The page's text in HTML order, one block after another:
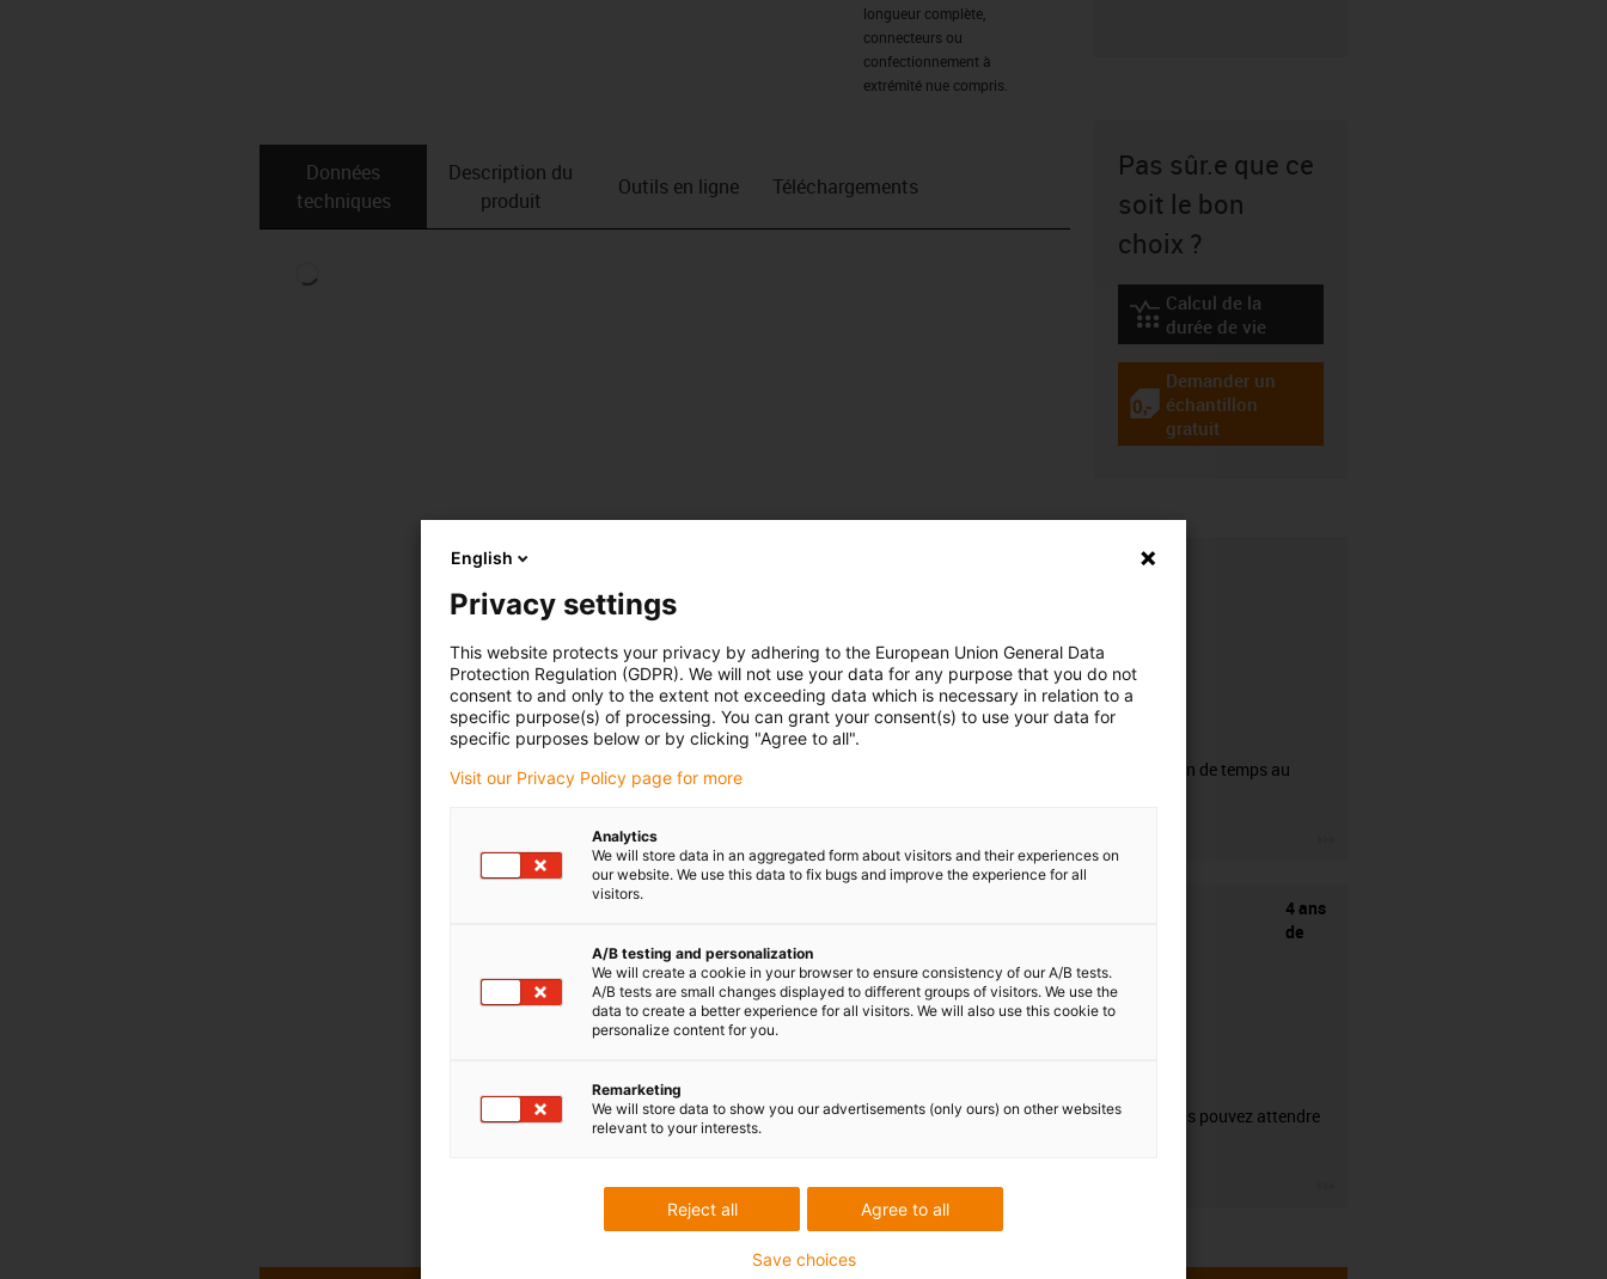
longueur complète,
connecteurs ou
confectionnement à
extrémité nue compris.
Données
techniques
Description du
produit
Outils en ligne Téléchargements
Pas sûr.e que ce
soit le bon
choix ?
igus-icon-lebensdauerrechner
Calcul de la
durée de vie
igus-icon-gratismuster
Demander un
échantillon
gratuit
CFRIP®
50% de gain de temps au
4 ans
de
Ce que vous pouvez attendre
English
Privacy settings
This website protects your privacy by adhering to the European Union General Data
Protection Regulation (GDPR). We will not use your data for any purpose that you do not
consent to and only to the extent not exceeding data which is necessary in relation to a
specific purpose(s) of processing. You can grant your consent(s) to use your data for
specific purposes below or by clicking "Agree to all".
Visit our Privacy Policy page for more
Analytics
We will store data in an aggregated form about visitors and their experiences on
our website. We use this data to fix bugs and improve the experience for all
visitors.
A/B testing and personalization
We will create a cookie in your browser to ensure consistency of our A/B tests.
A/B tests are small changes displayed to different groups of visitors. We use the
data to create a better experience for all visitors. We will also use this cookie to
personalize content for you.
Remarketing
We will store data to show you our advertisements (only ours) on other websites
relevant to your interests.
Agree to all
Reject all
Save choices